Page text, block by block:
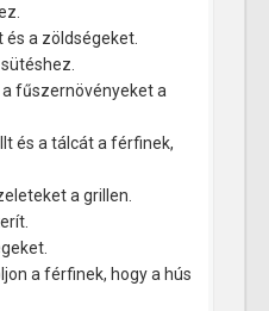
és a zöldségeket.
fűszernövényeket a
és a tálcát a férfinek,
a grillen.
a férfinek, hogy a hús